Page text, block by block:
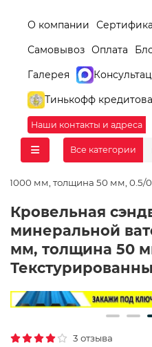
О компании
Самовывоз Оплата
Галерея
Тинькофф
Наши контакты и адреса
Все категории
мм, толщина 50 мм, 0.5/
Кровельная
минеральной
мм, толщина 50
3 отзыва